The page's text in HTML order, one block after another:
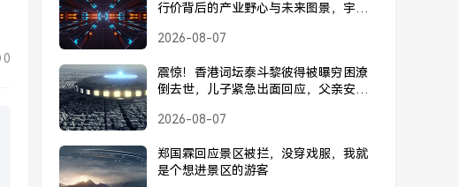
0
行价背后的产业野心与未来图景，宇树
背后的产业野心与未来图景
2026-08-07
震惊！香港词坛泰斗黎彼得被曝穷困潦
倒去世，儿子紧急出面回应，父亲安
紧急回应，父亲安好并未离世
2026-08-07
郑国霖回应景区被拦，没穿戏服，我就
是个想进景区的游客